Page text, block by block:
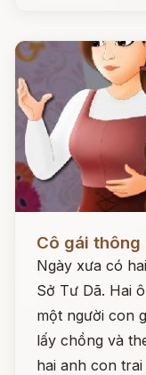
Cô gái thông
Ngày xưa có
Sở Tư Dã. Hai
một người con
lấy chồng và
hai anh con